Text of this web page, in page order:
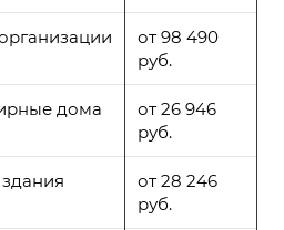
от 98 490
руб.
дома
от 26 946
руб.
от 28 246
руб.